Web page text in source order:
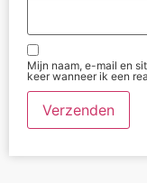
Mijn naam, e-mail en
keer wanneer ik een